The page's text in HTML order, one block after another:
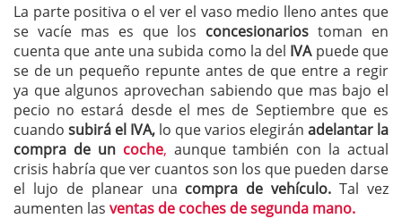
La parte positiva o el ver el vaso medio lleno antes que
se vacíe mas es que los concesionarios toman en
cuenta que ante una subida como la del IVApuede que
se de un pequeño repunte antes de que entre a regir
ya que algunos aprovechan sabiendo que mas bajo el
pecio no estará desde el mes de Septiembre que es
cuando subirá el IVA, lo que varios elegirán adelantar la
compra de uncoche, aunque también con la actual
crisis habría que ver cuantos son los que pueden darse
el lujo de planear una compra de vehículo.Tal vez
aumenten las ventas de coches de segunda mano.